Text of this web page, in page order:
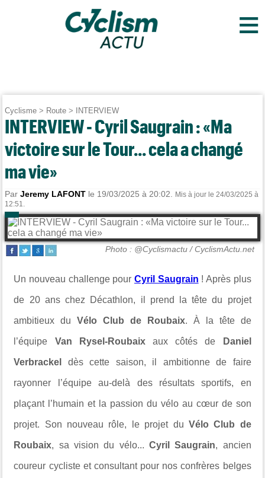
≡
Cyclisme > Route > INTERVIEW
INTERVIEW - Cyril Saugrain : «Ma
victoire sur le Tour... cela a changé
ma vie»
ParJeremy LAFONT le 19/03/2025 à 20:02.
Mis à jour le 24/03/2025 à
12:51.
Photo : @Cyclismactu / CyclismActu.net
Un nouveau challenge pour Cyril Saugrain ! Après plus
de 20 ans chez Décathlon, il prend la tête du projet
ambitieux duVélo Club de Roubaix. À la tête de
l’équipe Van Rysel-Roubaix aux côtés de Daniel
Verbrackel dès cette saison, il ambitionne de faire
rayonner l’équipe au-delà des résultats sportifs, en
plaçant l’humain et la passion du vélo au cœur de son
projet. Son nouveau rôle, le projet du Vélo Club de
Roubaix, sa vision du vélo... Cyril Saugrain, ancien
coureur cycliste et consultant pour nos confrères belges